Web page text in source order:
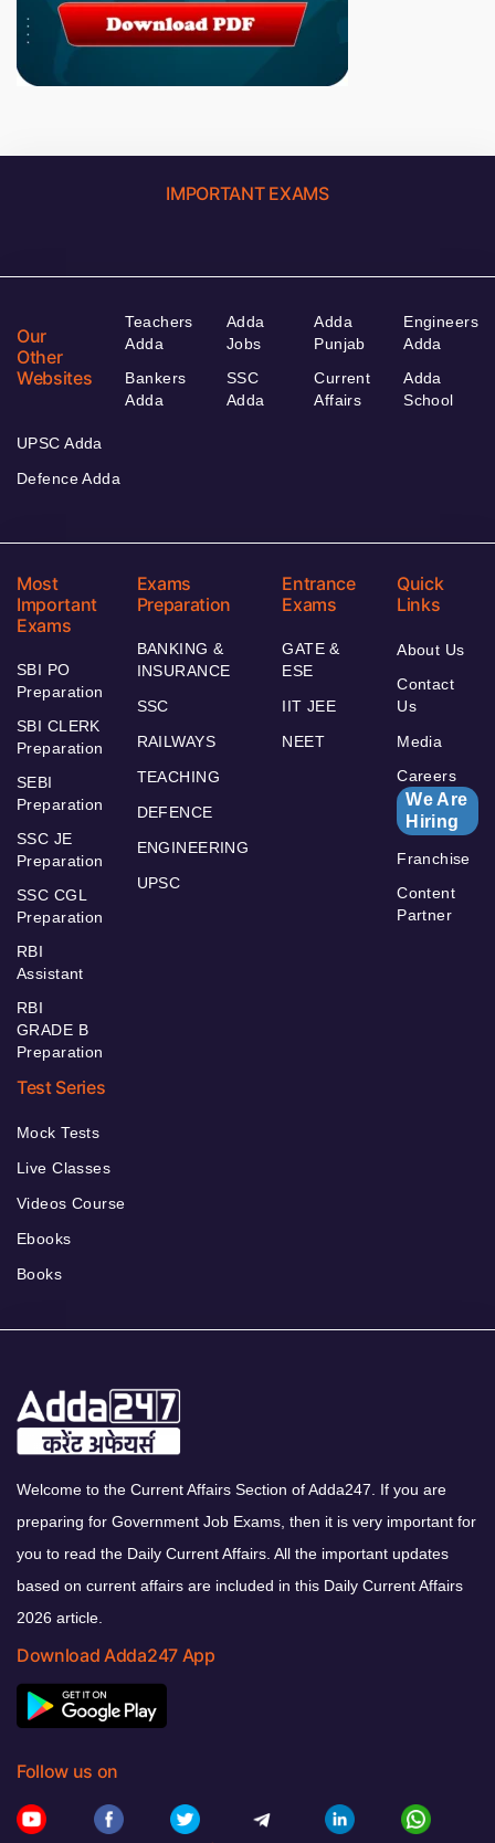
IMPORTANT EXAMS
Our
Other
Websites
Teachers
Adda
Bankers
Adda
Adda
Jobs
SSC
Adda
Adda
Punjab
Current
Affairs
Engineers
Adda
Adda
School
UPSC Adda
Defence Adda
Most
Important
Exams
SBI PO
Preparation
SBI CLERK
Preparation
SEBI
Preparation
SSC JE
Preparation
SSC CGL
Preparation
RBI
Assistant
RBI
GRADE B
Preparation
Exams
Preparation
BANKING &
INSURANCE
SSC
RAILWAYS
TEACHING
DEFENCE
ENGINEERING
UPSC
Entrance
Exams
GATE &
ESE
IIT JEE
NEET
Quick
Links
About Us
Contact
Us
Media
Careers
We Are
Hiring
Franchise
Content
Partner
Test Series
Mock Tests
Live Classes
Videos Course
Ebooks
Books
Welcome to the Current Affairs Section of Adda247. If you are
preparing for Government Job Exams, then it is very important for
you to read the Daily Current Affairs. All the important updates
based on current affairs are included in this Daily Current Affairs
2026 article.
Download Adda247 App
Follow us on